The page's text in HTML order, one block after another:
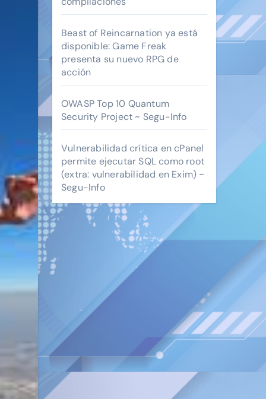
Beast of Reincarnation ya está
disponible: Game Freak
presenta su nuevo RPG de
acción
OWASP Top 10 Quantum
Security Project ~ Segu-Info
Vulnerabilidad crítica en cPanel
permite ejecutar SQL como root
(extra: vulnerabilidad en Exim) ~
Segu-Info